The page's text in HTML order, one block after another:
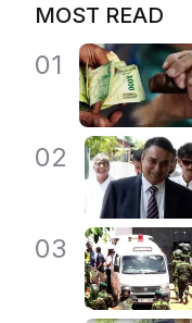
MOST READ
01
02
03